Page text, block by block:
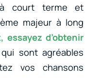
court terme et
majeur à long
essayez d’obtenir
qui sont agréables
vos chansons